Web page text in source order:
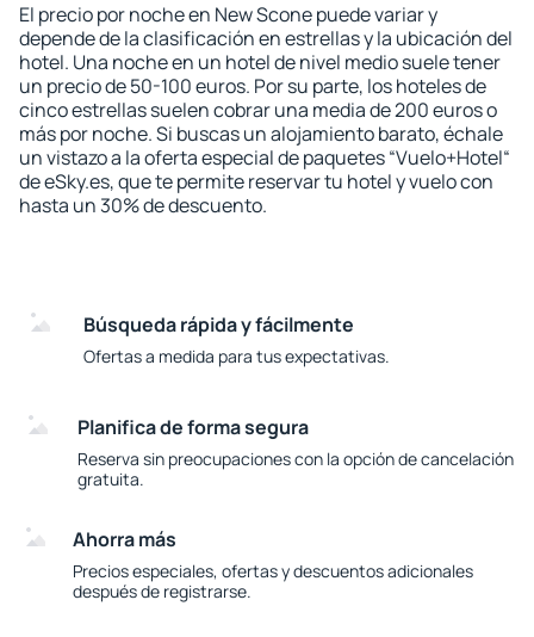
El precio por noche en New Scone puede variar y
depende de la clasificación en estrellas y la ubicación del
hotel. Una noche en un hotel de nivel medio suele tener
un precio de 50-100 euros. Por su parte, los hoteles de
cinco estrellas suelen cobrar una media de 200 euros o
más por noche. Si buscas un alojamiento barato, échale
un vistazo a la oferta especial de paquetes “Vuelo+Hotel“
de eSky.es, que te permite reservar tu hotel y vuelo con
hasta un 30% de descuento.
Búsqueda rápida y fácilmente
Ofertas a medida para tus expectativas.
Planifica de forma segura
Reserva sin preocupaciones con la opción de cancelación
gratuita.
Ahorra más
Precios especiales, ofertas y descuentos adicionales
después de registrarse.